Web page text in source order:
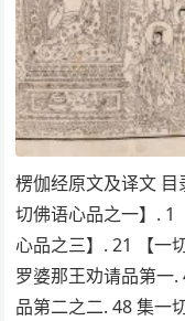
楞伽经原文及译文
切佛语心品之一】. 1
心品之三】. 21 【一
罗婆那王劝请品第一
品第二之二. 48 集一